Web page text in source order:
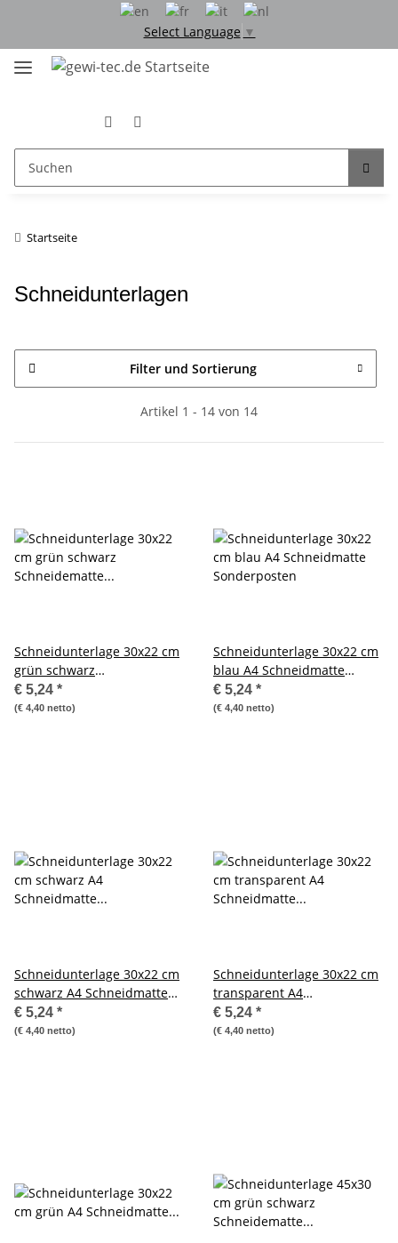
Select Language ▼
Startseite
Schneidunterlagen
Filter und Sortierung
Artikel 1 - 14 von 14
Schneidunterlage 30x22 cm
grün schwarz
Schneidematte Cutter
€ 5,24 *
(€ 4,40 netto)
Schneidunterlage 30x22 cm
blau A4 Schneidmatte
Sonderposten
€ 5,24 *
(€ 4,40 netto)
Schneidunterlage 30x22 cm
schwarz A4 Schneidmatte
Sonderposten
€ 5,24 *
(€ 4,40 netto)
Schneidunterlage 30x22 cm
transparent A4
Schneidmatte Sonderposten
€ 5,24 *
(€ 4,40 netto)